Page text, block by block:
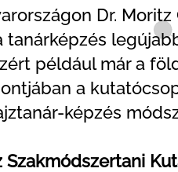
Dr.
például már a
a
képzés
Szakmódszertani